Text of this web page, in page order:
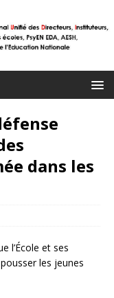
dans les
l’École et ses
les jeunes